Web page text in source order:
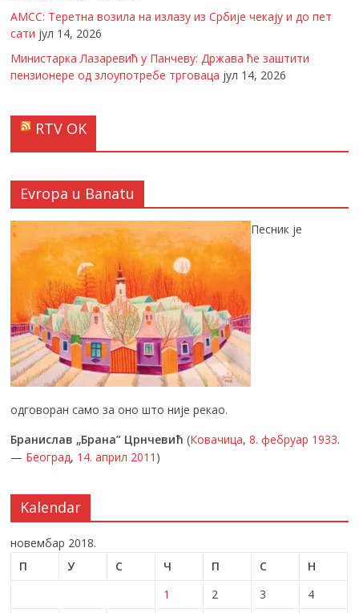
АМСС: Теретна возила на излазу из Србије чекају и до пет
сати јул 14, 2026
Министарка Лазаревић у Панчеву: Држава ће заштити
пензионере од злоупотребе трговаца јул 14, 2026
RTV OK
Evropa u Banatu
Песник је
одговоран само за оно што није рекао.
Бранислав „Брана” Црнчевић (Ковачица,8. фебруар 1933.
— Београд, 14. април 2011 )
Kalendar
новембар 2018.
П
У С Ч П С
Н
1
2 3
4